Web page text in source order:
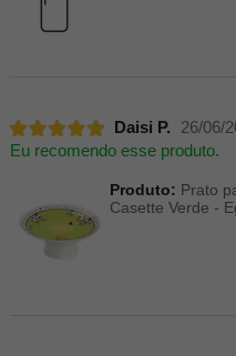
Daisi P.
26/06/
Eu recomendo esse produto.
Produto: Prato
Casette Verde -